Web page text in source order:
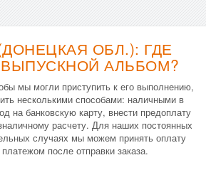
ОБЛ.): ГДЕ
АЛЬБОМ?
мы могли приступить к его выполнению,
несколькими способами: наличными в
на банковскую карту, внести предоплату
расчету. Для наших постоянных
случаях мы можем принять оплату
после отправки заказа.